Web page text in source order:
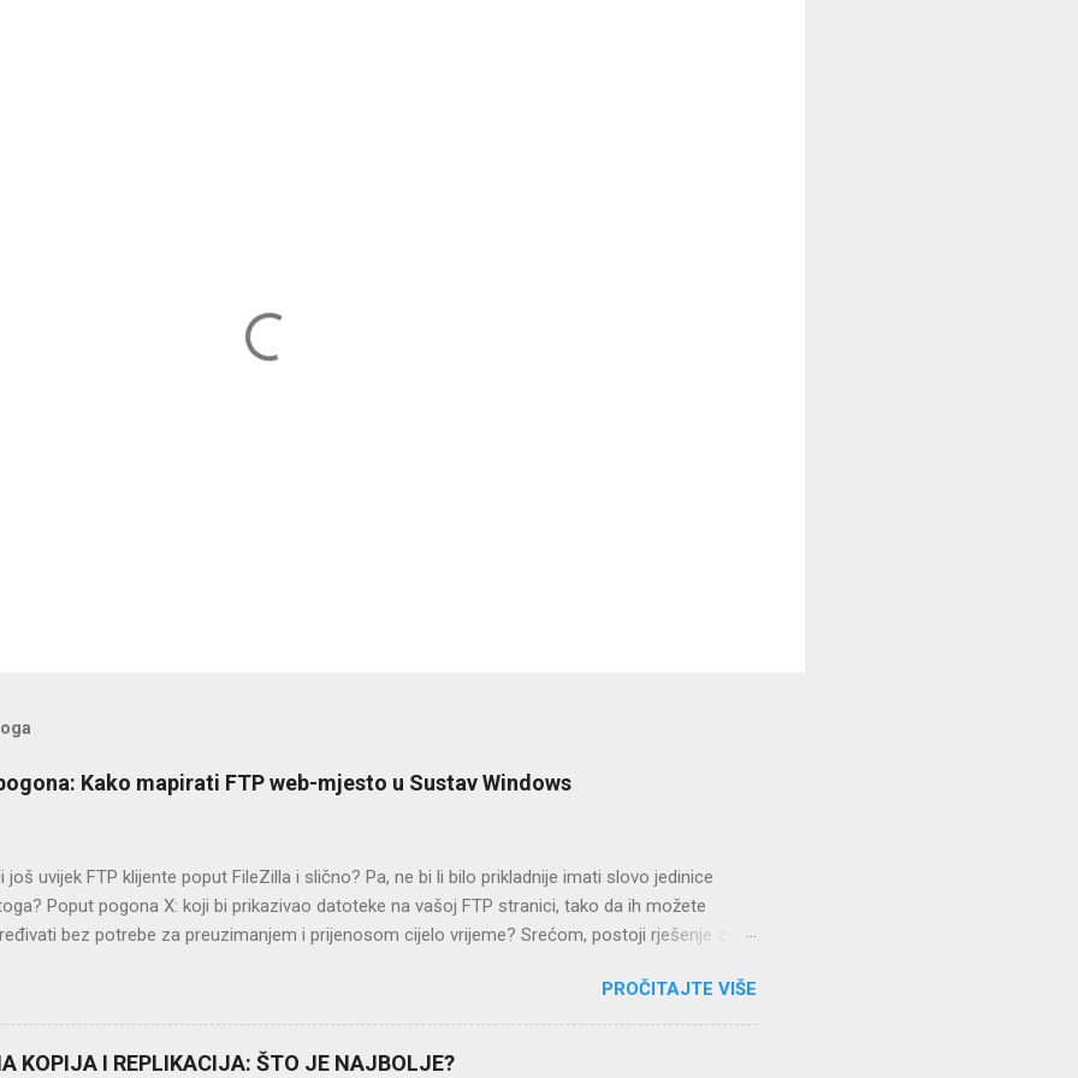
Kako mapirati FTP web-mjesto u Sustav Windows
još uvijek FTP klijente poput FileZilla i slično? Pa, ne bi li bilo prikladnije imati slovo jedinice
Poput pogona X: koji bi prikazivao datoteke na vašoj FTP stranici, tako da ih možete
bez potrebe za preuzimanjem i prijenosom cijelo vrijeme? Srećom, postoji rješenje za
pogon u sustavu Windows, prvo preuzmite alat DriveMaker. Zatim stvorite novi profil za web
što je gore prikazano. Gore navedene postavke pokazuju kako mapirati pogon B: na
FTP mjesto. Sve što trebate unijeti je adresa, broj priključka, korisničko ime i lozinka. Montiranje
PROČITAJTE VIŠE
KOPIJA I REPLIKACIJA: ŠTO JE NAJBOLJE?